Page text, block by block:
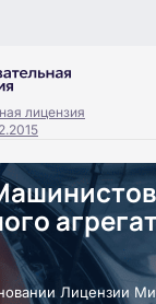
лицензия
Лицензии